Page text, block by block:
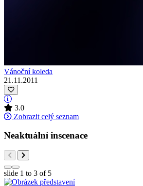
Vánoční koleda
21.11.2011
3.0
Zobrazit celý seznam
Neaktuální inscenace
slide 1 to 3 of 5